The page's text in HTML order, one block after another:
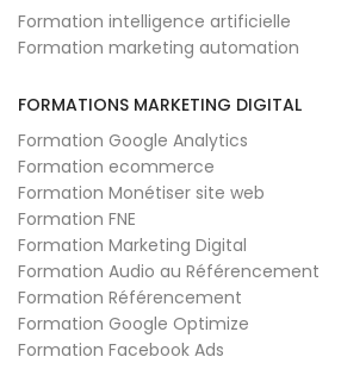
Formation intelligence artificielle
Formation marketing automation
FORMATIONS MARKETING DIGITAL
Formation Google Analytics
Formation ecommerce
Formation Monétiser site web
Formation FNE
Formation Marketing Digital
Formation Audio au Référencement
Formation Référencement
Formation Google Optimize
Formation Facebook Ads